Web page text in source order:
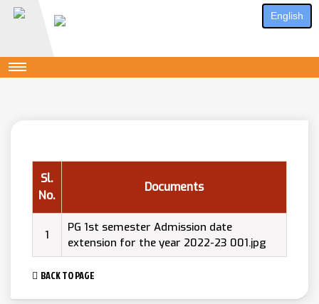
English
Sl.
No.
Documents
1
PG 1st semester Admission date
extension for the year 2022-23 001.jpg
BACK TO PAGE